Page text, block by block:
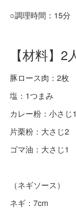
○調理時間：15
【材料】2
豚ロース肉：2枚
塩：1つまみ
カレー粉：小さじ
片栗粉：大さじ2
ゴマ油：大さじ1
（ネギソース）
ネギ：7cm